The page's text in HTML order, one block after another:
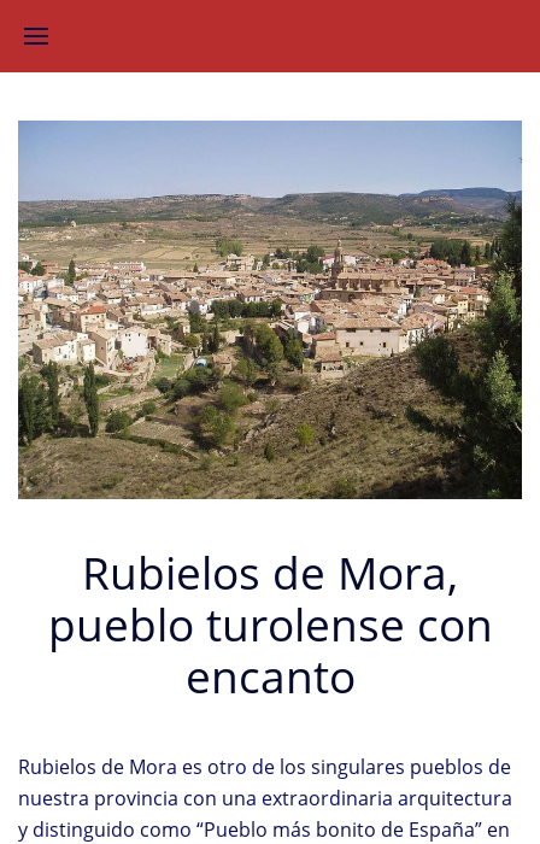
Rubielos de Mora,
pueblo turolense con
encanto
Rubielos de Mora es otro de los singulares pueblos de
nuestra provincia con una extraordinaria arquitectura
y distinguido como “Pueblo más bonito de España” en